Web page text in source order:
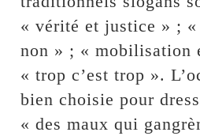
« vérité et justice » ;
non » ; « mobilisation
« trop c’est trop ».
bien choisie pour
« des maux qui